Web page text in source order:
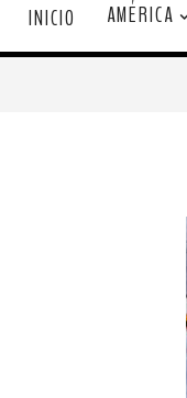
INICIO AMÉRICA